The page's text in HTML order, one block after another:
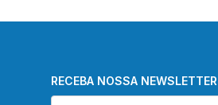
RECEBA NOSSA NEWSLETTER